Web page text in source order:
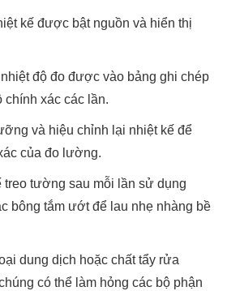
kế được bật nguồn và hiển thị
độ đo được vào bảng ghi chép
chính xác các lần.
và hiệu chỉnh lại nhiệt kế để
của đo lường.
treo tường sau mỗi lần sử dụng
bông tắm ướt để lau nhẹ nhàng bề
dung dịch hoặc chất tẩy rửa
có thể làm hỏng các bộ phận